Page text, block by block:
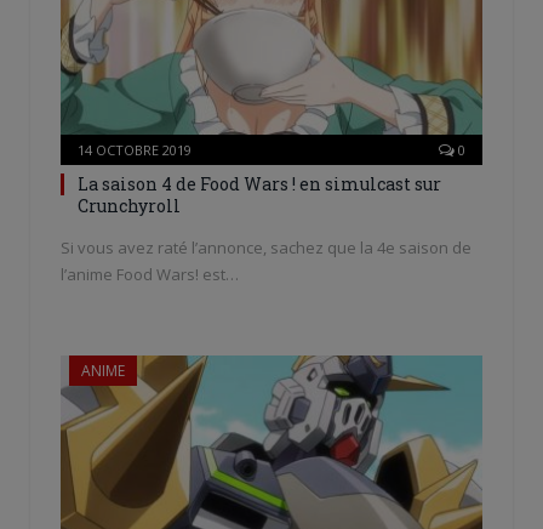
14 OCTOBRE 2019 0
La saison 4 de Food Wars ! en simulcast sur
Crunchyroll
Si vous avez raté l’annonce, sachez que la 4e saison de
l’anime Food Wars! est…
ANIME